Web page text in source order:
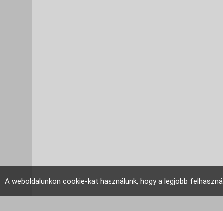
A weboldalunkon cookie-kat használunk, hogy a legjobb